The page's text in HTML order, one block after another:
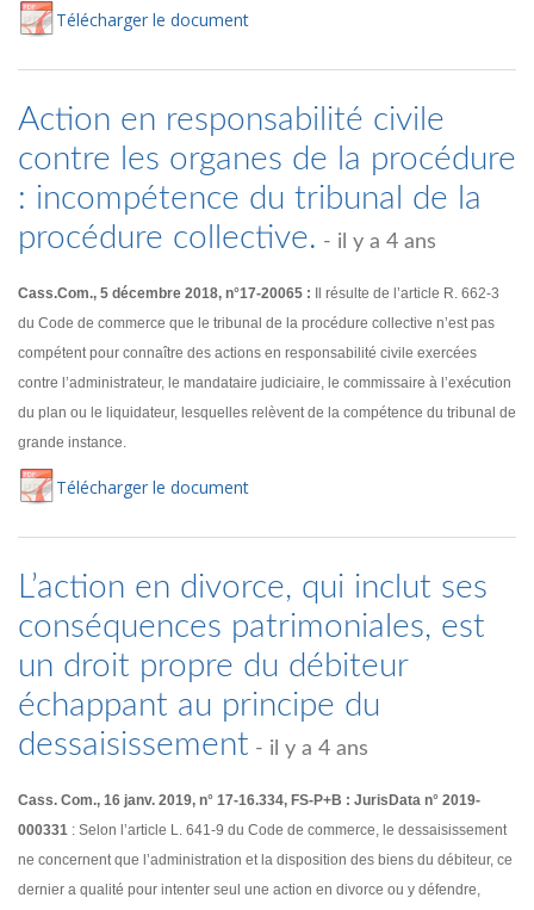
Télécharger le document
Action en responsabilité civile
contre les organes de la procédure
: incompétence du tribunal de la
procédure collective. - il y a 4 ans
Cass.Com., 5 décembre 2018, n°17-20065 :
Il résulte de l’article R. 662-3
du Code de commerce que le tribunal de la procédure collective n’est pas
compétent pour connaître des actions en responsabilité civile exercées
contre l’administrateur, le mandataire judiciaire, le commissaire à l’exécution
du plan ou le liquidateur, lesquelles relèvent de la compétence du tribunal de
grande instance.
Télécharger le document
L’action en divorce, qui inclut ses
conséquences patrimoniales, est
un droit propre du débiteur
échappant au principe du
dessaisissement - il y a 4 ans
Cass. Com., 16 janv. 2019, n° 17-16.334, FS-P+B : JurisData n° 2019-
000331 : Selon l’article L. 641-9 du Code de commerce, le dessaisissement
ne concernent que l’administration et la disposition des biens du débiteur, ce
dernier a qualité pour intenter seul une action en divorce ou y défendre,